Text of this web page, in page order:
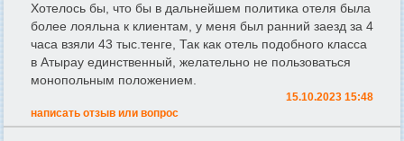
Хотелось бы, что бы в дальнейшем политика отеля была
более лояльна к клиентам, у меня был ранний заезд за 4
часа взяли 43 тыс.тенге, Так как отель подобного класса
в Атырау единственный, желательно не пользоваться
монопольным положением.
15.10.2023 15:48
написать отзыв или вопрос